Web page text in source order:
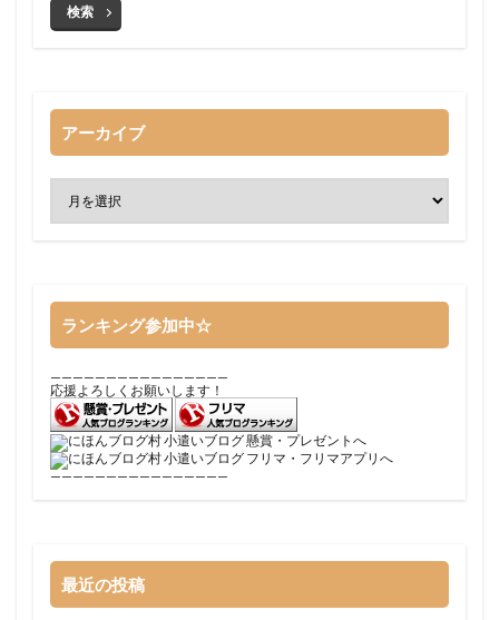
検索
アーカイブ
ランキング参加中☆
————————————————
応援よろしくお願いします！
————————————————
最近の投稿